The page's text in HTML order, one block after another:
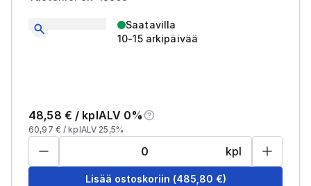
Saatavilla
10-15 arkipäivää
48,58 € / kplALV 0%
60,97 € / kplALV 25,5%
kpl
Lisää ostoskoriin (485,80 €)